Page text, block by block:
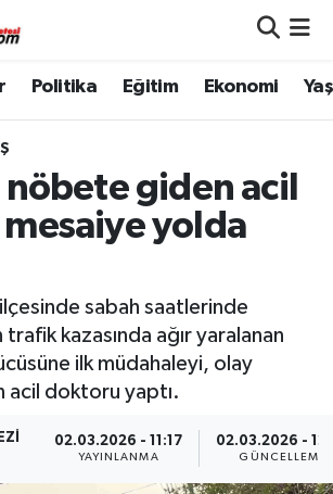
Politika Eğitim Ekonomi
giden acil
yolda
sabah saatlerinde
kazasında ağır yaralanan
ilk müdahaleyi, olay
acil doktoru yaptı.
02.03.2026 - 11:17
YAYINLANMA
02.03.2026 -
GÜNCELLEME
Durumu ve Fikstür